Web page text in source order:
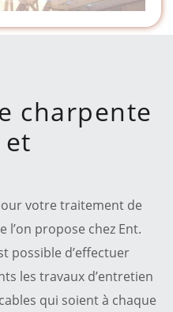
charpente
votre traitement de
l’on propose chez Ent.
possible d’effectuer
les travaux d’entretien
qui soient à chaque